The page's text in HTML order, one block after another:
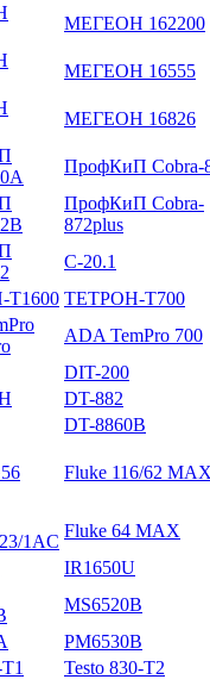
МЕГЕОН 162200
МЕГЕОН 16555
МЕГЕОН 16826
ПрофКиП Cobra-
ПрофКиП Cobra-
872plus
С-20.1
ТЕТРОН-Т700
ADA TemPro 700
DIT-200
DT-882
DT-8860B
Fluke 116/62
1AC
Fluke 64 MAX
IR1650U
MS6520B
PM6530B
Testo 830-T2